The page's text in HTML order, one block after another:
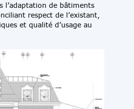
l’adaptation de bâtiments
respect de l’existant,
et qualité d’usage au